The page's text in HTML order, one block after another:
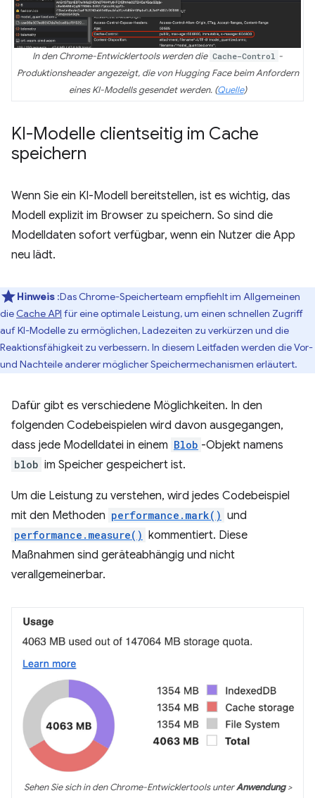
In den Chrome-Entwicklertools werden die Cache-Control -
Produktionsheader angezeigt, die von Hugging Face beim Anfordern
eines KI-Modells gesendet werden. (Quelle)
KI-Modelle clientseitig im Cache
speichern
Wenn Sie ein KI-Modell bereitstellen, ist es wichtig, das
Modell explizit im Browser zu speichern. So sind die
Modelldaten sofort verfügbar, wenn ein Nutzer die App
neu lädt.
Hinweis :Das Chrome-Speicherteam empfiehlt im Allgemeinen
die Cache API für eine optimale Leistung, um einen schnellen Zugriff
auf KI-Modelle zu ermöglichen, Ladezeiten zu verkürzen und die
Reaktionsfähigkeit zu verbessern. In diesem Leitfaden werden die Vor-
und Nachteile anderer möglicher Speichermechanismen erläutert.
Dafür gibt es verschiedene Möglichkeiten. In den
folgenden Codebeispielen wird davon ausgegangen,
dass jede Modelldatei in einem Blob -Objekt namens
blob im Speicher gespeichert ist.
Um die Leistung zu verstehen, wird jedes Codebeispiel
mit den Methoden performance.mark() und
performance.measure() kommentiert. Diese
Maßnahmen sind geräteabhängig und nicht
verallgemeinerbar.
Sehen Sie sich in den Chrome-Entwicklertools unterAnwendung>